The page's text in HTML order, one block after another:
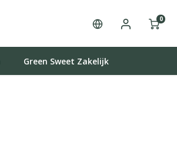
0
Green Sweet Zakelijk